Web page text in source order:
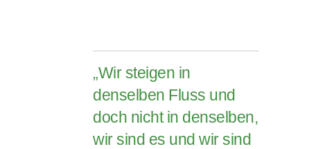
„Wir steigen in
denselben Fluss und
doch nicht in denselben,
wir sind es und wir sind